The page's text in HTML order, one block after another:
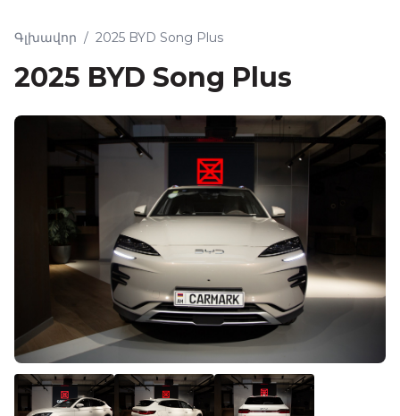
Գլխավոր / 2025 BYD Song Plus
2025 BYD Song Plus